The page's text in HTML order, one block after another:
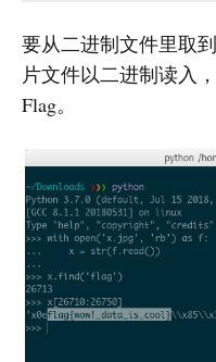
要从二进制文件里取
片文件以二进制读入
Flag。